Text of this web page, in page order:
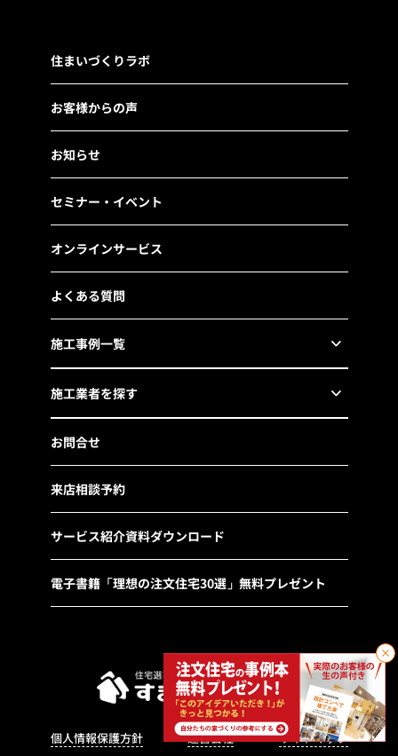
住まいづくりラボ
お客様からの声
お知らせ
セミナー・イベント
オンラインサービス
よくある質問
施工事例一覧
施工業者を探す
お問合せ
来店相談予約
サービス紹介資料ダウンロード
電子書籍「理想の注文住宅30選」無料プレゼント
個人情報保護方針 運営会社 サイトマップ